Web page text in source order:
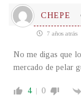
CHEPE
7 años atrás
No me digas que
mercado de pelar
4 0